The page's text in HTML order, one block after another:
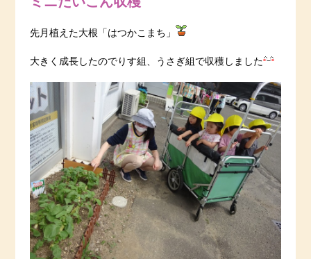
先月植えた大根「はつかこまち」
大きく成長したのでりす組、うさぎ組で収穫しました